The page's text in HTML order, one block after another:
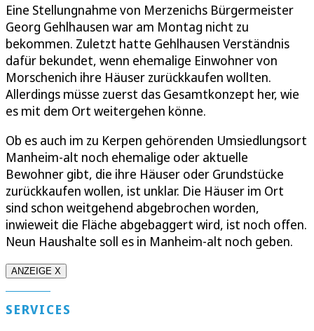
Eine Stellungnahme von Merzenichs Bürgermeister
Georg Gehlhausen war am Montag nicht zu
bekommen. Zuletzt hatte Gehlhausen Verständnis
dafür bekundet, wenn ehemalige Einwohner von
Morschenich ihre Häuser zurückkaufen wollten.
Allerdings müsse zuerst das Gesamtkonzept her, wie
es mit dem Ort weitergehen könne.
Ob es auch im zu Kerpen gehörenden Umsiedlungsort
Manheim-alt noch ehemalige oder aktuelle
Bewohner gibt, die ihre Häuser oder Grundstücke
zurückkaufen wollen, ist unklar. Die Häuser im Ort
sind schon weitgehend abgebrochen worden,
inwieweit die Fläche abgebaggert wird, ist noch offen.
Neun Haushalte soll es in Manheim-alt noch geben.
ANZEIGE X
SERVICES